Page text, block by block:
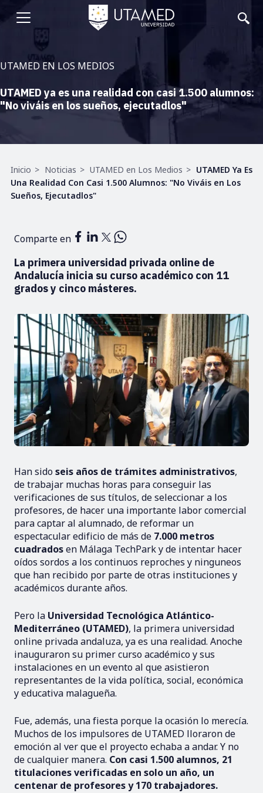
Pasar
contenido
principal
Abrir
menu
UTAMED EN LOS MEDIOS
UTAMED ya es una realidad con casi 1.500 alumnos:
"No viváis en los sueños, ejecutadlos"
Ruta
de
navegación
Inicio Noticias UTAMED en Los Medios
UTAMED Ya Es
Una Realidad Con Casi 1.500 Alumnos: "No Viváis en Los
Sueños, Ejecutadlos"
Comparte en
La primera universidad privada online de
Andalucía inicia su curso académico con 11
grados y cinco másteres.
Han sidoseis años de trámites administrativos,
de trabajar muchas horas para conseguir las
verificaciones de sus títulos, de seleccionar a los
profesores, de hacer una importante labor comercial
para captar al alumnado, de reformar un
espectacular edificio de más de 7.000 metros
cuadradosen Málaga TechPark y de intentar hacer
oídos sordos a los continuos reproches y ninguneos
que han recibido por parte de otras instituciones y
académicos durante años.
Pero la Universidad Tecnológica Atlántico-
Mediterráneo (UTAMED), la primera universidad
online privada andaluza, ya es una realidad. Anoche
inauguraron su primer curso académico y sus
instalaciones en un evento al que asistieron
representantes de la vida política, social, económica
y educativa malagueña.
Fue, además, una fiesta porque la ocasión lo merecía.
Muchos de los impulsores de UTAMED lloraron de
emoción al ver que el proyecto echaba a andar. Y no
de cualquier manera. Con casi 1.500 alumnos, 21
titulaciones verificadas en solo un año, un
centenar de profesores y 170 trabajadores.